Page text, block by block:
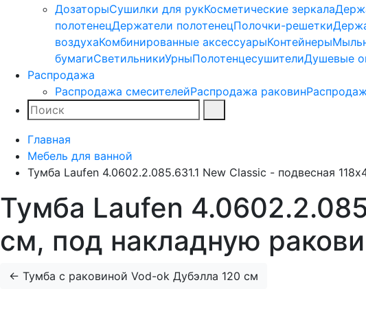
ДозаторыСушилки для рукКосметические зеркала
полотенецДержатели полотенецПолочки-решетки
воздухаКомбинированные аксессуарыКонтейнеры
бумагиСветильникиУрныПолотенцесушителиДушевые
Распродажа
Распродажа смесителейРаспродажа раковин
Поиск
Главная
Мебель для ванной
Тумба Laufen 4.0602.2.085.631.1 New Classic - подвесная
Тумба Laufen
см, под накладную
← Тумба с раковиной Vod-ok Дубэлла 120 см